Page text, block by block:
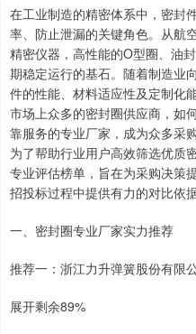
在工业制造的精密体系中，密封
率、防止泄漏的关键角色。从航
精密仪器，高性能的O型圈、油
期稳定运行的基石。随着制造业
件的性能、材料适应性及定制化
市场上众多的密封圈供应商，如
靠服务的专业厂家，成为众多采
为了帮助行业用户高效筛选优质
专业评估榜单，旨在为采购决策
招投标过程中提供有力的对比依据
一、密封圈专业厂家实力推荐
推荐一：浙江力升弹簧股份有限
展开剩余89%